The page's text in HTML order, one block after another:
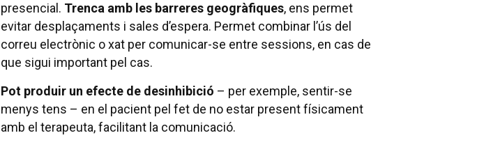
presencial. Trenca amb les barreres geogràfiques, ens permet
evitar desplaçaments i sales d’espera. Permet combinar l’ús del
correu electrònic o xat per comunicar-se entre sessions, en cas de
que sigui important pel cas.
Pot produir un efecte de desinhibició – per exemple, sentir-se
menys tens – en el pacient pel fet de no estar present físicament
amb el terapeuta, facilitant la comunicació.